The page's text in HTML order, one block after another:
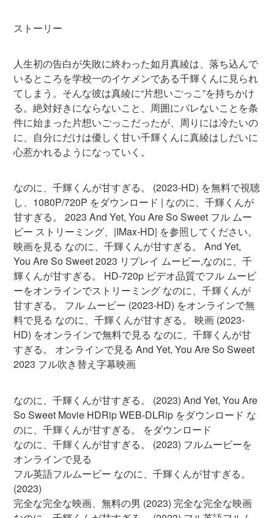
ストーリー
人生初の告白が失敗に終わった如月真綾は、落ち込んで
いるところを学校一のイケメンである千輝くんに見られ
てしまう。そんな彼は真綾に“片想いごっこ”を持ちかけ
る。絶対好きにならないこと、周囲にバレないことを条
件に始まった片想いごっこだったが、周りには冷たいの
に、自分にだけは優しく甘い千輝くんに真綾はしだいに
心惹かれるようになっていく。
なのに、千輝くんが甘すぎる。 (2023-HD) を無料で視聴
し、1080P/720P をダウンロード | なのに、千輝くんが
甘すぎる。 2023 And Yet, You Are So Sweet フル ムー
ビー ストリーミング、|IMax-HD| を参照してください。
映画を見る なのに、千輝くんが甘すぎる。 And Yet,
You Are So Sweet 2023 リプレイ ムービー,なのに、千
輝くんが甘すぎる。 HD-720p ビデオ品質でフル ムービ
ーをオンラインでストリーミング なのに、千輝くんが
甘すぎる。 フル ムービー (2023-HD) をオンラインで無
料で見る なのに、千輝くんが甘すぎる。 映画 (2023-
HD) をオンラインで無料で見る なのに、千輝くんが甘
すぎる。 オンラインで見る And Yet, You Are So Sweet
2023 フル吹き替え字幕映画
なのに、千輝くんが甘すぎる。 (2023) And Yet, You Are
So Sweet Movie HDRip WEB-DLRip をダウンロード な
のに、千輝くんが甘すぎる。 をダウンロード
なのに、千輝くんが甘すぎる。 (2023) フルムービーを
オンラインで見る
フル英語フルムービー なのに、千輝くんが甘すぎる。
(2023)
完全な完全な映画、無料の男 (2023) 完全な完全な映画